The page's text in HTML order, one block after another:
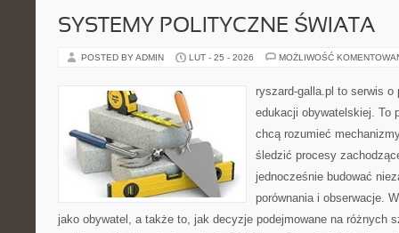
SYSTEMY POLITYCZNE ŚWIATA
POSTED BY ADMIN LUT - 25 - 2026 MOŻLIWOŚĆ
ryszard-galla.pl to serwis
edukacji obywatelskiej. To
chcą rozumieć
śledzić procesy
jednocześnie budować
porównania i obserwacje.
jako obywatel, a także to, jak decyzje podejmowane na różnych